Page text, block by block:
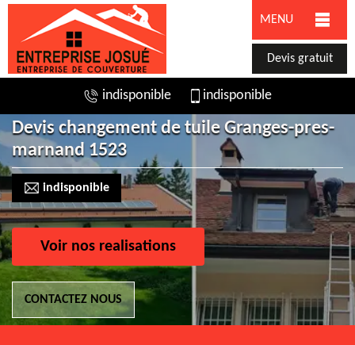
MENU
Devis gratuit
indisponible indisponible
Devis changement de tuile Granges-pres-
marnand 1523
indisponible
Voir nos realisations
CONTACTEZ NOUS